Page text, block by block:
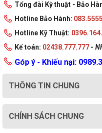
Tổng đài Kỹ thuật - Bảo
Hotline Bảo Hành:
Hotline Kỹ Thuật:
Kế toán: 02438.777.777 -
Góp ý - Khiếu nại:
THÔNG TIN CHUNG
CHÍNH SÁCH CHUNG